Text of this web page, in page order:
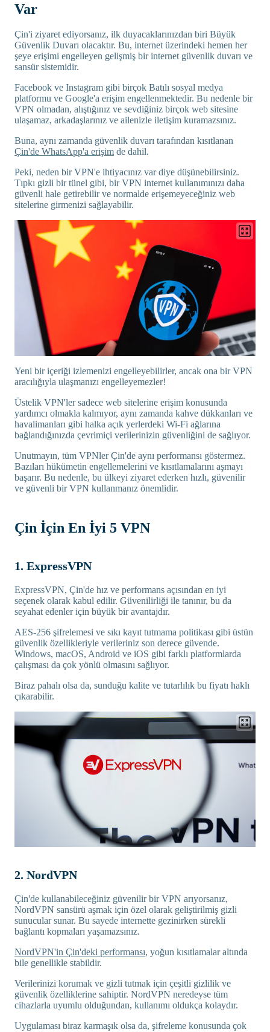
Var
Çin'i ziyaret ediyorsanız, ilk duyacaklarınızdan biri Büyük
Güvenlik Duvarı olacaktır. Bu, internet üzerindeki hemen her
şeye erişimi engelleyen gelişmiş bir internet güvenlik duvarı ve
sansür sistemidir.
Facebook ve Instagram gibi birçok Batılı sosyal medya
platformu ve Google'a erişim engellenmektedir. Bu nedenle bir
VPN olmadan, alıştığınız ve sevdiğiniz birçok web sitesine
ulaşamaz, arkadaşlarınız ve ailenizle iletişim kuramazsınız.
Buna, aynı zamanda güvenlik duvarı tarafından kısıtlanan
Çin'de WhatsApp'a erişim de dahil.
Peki, neden bir VPN'e ihtiyacınız var diye düşünebilirsiniz.
Tıpkı gizli bir tünel gibi, bir VPN internet kullanımınızı daha
güvenli hale getirebilir ve normalde erişemeyeceğiniz web
sitelerine girmenizi sağlayabilir.
Yeni bir içeriği izlemenizi engelleyebilirler, ancak ona bir VPN
aracılığıyla ulaşmanızı engelleyemezler!
Üstelik VPN'ler sadece web sitelerine erişim konusunda
yardımcı olmakla kalmıyor, aynı zamanda kahve dükkanları ve
havalimanları gibi halka açık yerlerdeki Wi-Fi ağlarına
bağlandığınızda çevrimiçi verilerinizin güvenliğini de sağlıyor.
Unutmayın, tüm VPNler Çin'de aynı performansı göstermez.
Bazıları hükümetin engellemelerini ve kısıtlamalarını aşmayı
başarır. Bu nedenle, bu ülkeyi ziyaret ederken hızlı, güvenilir
ve güvenli bir VPN kullanmanız önemlidir.
Çin İçin En İyi 5 VPN
1. ExpressVPN
ExpressVPN, Çin'de hız ve performans açısından en iyi
seçenek olarak kabul edilir. Güvenilirliği ile tanınır, bu da
seyahat edenler için büyük bir avantajdır.
AES-256 şifrelemesi ve sıkı kayıt tutmama politikası gibi üstün
güvenlik özellikleriyle verileriniz son derece güvende.
Windows, macOS, Android ve iOS gibi farklı platformlarda
çalışması da çok yönlü olmasını sağlıyor.
Biraz pahalı olsa da, sunduğu kalite ve tutarlılık bu fiyatı haklı
çıkarabilir.
2. NordVPN
Çin'de kullanabileceğiniz güvenilir bir VPN arıyorsanız,
NordVPN sansürü aşmak için özel olarak geliştirilmiş gizli
sunucular sunar. Bu sayede internette gezinirken sürekli
bağlantı kopmaları yaşamazsınız.
NordVPN'in Çin'deki performansı, yoğun kısıtlamalar altında
bile genellikle stabildir.
Verilerinizi korumak ve gizli tutmak için çeşitli gizlilik ve
güvenlik özelliklerine sahiptir. NordVPN neredeyse tüm
cihazlarla uyumlu olduğundan, kullanımı oldukça kolaydır.
Uygulaması biraz karmaşık olsa da, şifreleme konusunda çok